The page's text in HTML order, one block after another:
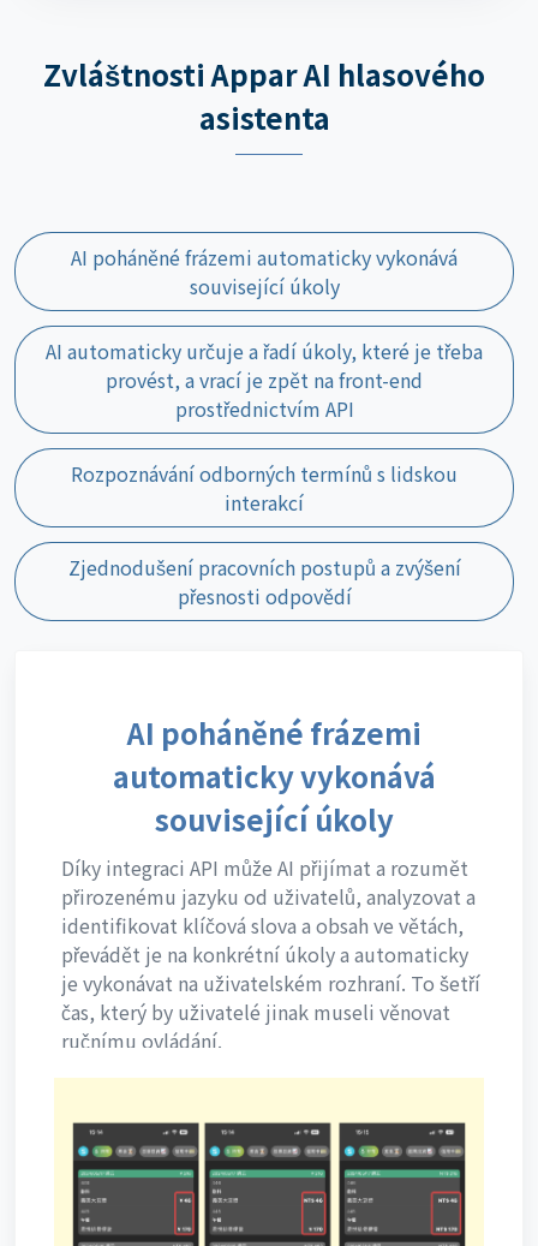
Zvláštnosti Appar AI hlasového
asistenta
AI poháněné frázemi automaticky vykonává
související úkoly
AI automaticky určuje a řadí úkoly, které je třeba
provést, a vrací je zpět na front-end
prostřednictvím API
Rozpoznávání odborných termínů s lidskou
interakcí
Zjednodušení pracovních postupů a zvýšení
přesnosti odpovědí
AI poháněné frázemi
automaticky vykonává
související úkoly
Díky integraci API může AI přijímat a rozumět
přirozenému jazyku od uživatelů, analyzovat a
identifikovat klíčová slova a obsah ve větách,
převádět je na konkrétní úkoly a automaticky
je vykonávat na uživatelském rozhraní. To šetří
čas, který by uživatelé jinak museli věnovat
ručnímu ovládání.